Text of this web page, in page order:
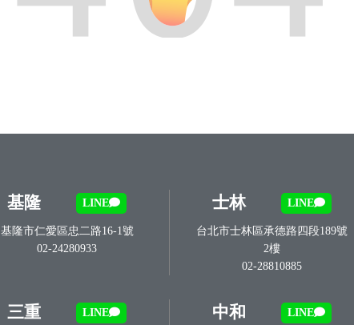
基隆 LINE
基隆市仁愛區忠二路16-1號
02-24280933
士林 LINE
台北市士林區承德路四段189號
2樓
02-28810885
三重 LINE 中和 LINE